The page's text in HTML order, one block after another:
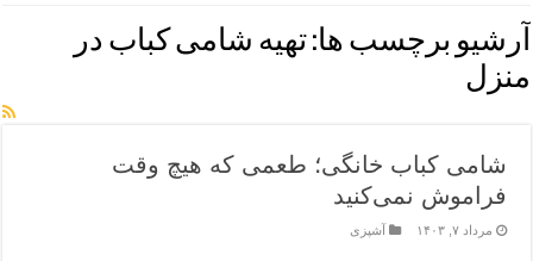
آرشیو برچسب ها:تهیه شامی کباب در
منزل
شامی کباب خانگی؛ طعمی که هیچ وقت
فراموش نمی‌کنید
مرداد ۷, ۱۴۰۳ آشپزی